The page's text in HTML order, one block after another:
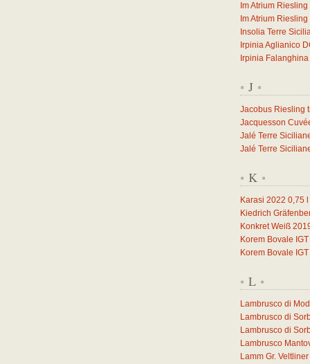
Im Atrium
Im Atrium
Insolia Terre
Irpinia Aglianico
Irpinia
* J *
Jacobus Riesling
Jacquesson
Jalé Terre
Jalé Terre
* K *
Karasi 2022 0,75
Kiedrich
Konkret Weiß
Korem Bovale
Korem Bovale
* L *
Lambrusco di
Lambrusco di
Lambrusco di
Lambrusco
Lamm Gr.